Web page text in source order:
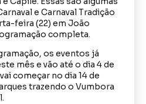
e Carnaval Tradição
feira (22) em João
completa.
os eventos já
mês e vão até o dia 4 de
começar no dia 14 de
trazendo o Vumbora